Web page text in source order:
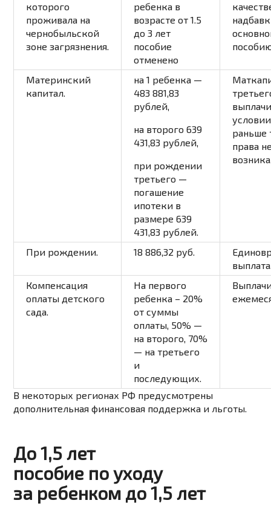
которого
проживала на
чернобыльской
зоне загрязнения.
ребенка в
возрасте от 1.5
до 3 лет
пособие
отменено
Материнский
капитал.
на 1 ребенка —
483 881,83
рублей,
на второго 639
431,83 рублей,
при рождении
третьего —
погашение
ипотеки в
размере 639
431,83 рублей.
раньше
права
При рождении. 18 886,32 руб.
Компенсация
оплаты детского
сада.
На первого
ребенка – 20%
от суммы
оплаты, 50% —
на второго, 70%
— на третьего
и
последующих.
В некоторых регионах РФ предусмотрены
дополнительная финансовая поддержка и льготы.
До 1,5 лет
пособие по уходу
за ребенком до 1,5 лет